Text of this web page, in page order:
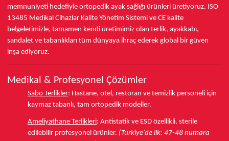
memnuniyeti hedefiyle ortopedik ayak sağlığı ürünleri üretiyoruz. ISO
13485 Medikal Cihazlar Kalite Yönetim Sistemi ve CE kalite
belgelerimizle, tamamen kendi üretimimiz olan terlik, ayakkabı,
sandalet ve tabanlıkları tüm dünyaya ihraç ederek global bir güven
inşa ediyoruz.
Medikal & Profesyonel Çözümler
Sabo Terlikler: Hastane, otel, restoran ve temizlik personeli için
kaymaz tabanlı, tam ortopedik modeller.
Ameliyathane Terlikleri: Antistatik ve ESD özellikli, sterile
edilebilir profesyonel ürünler. (Türkiye'de ilk: 47-48 numara